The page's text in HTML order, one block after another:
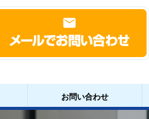
お問い合わせ